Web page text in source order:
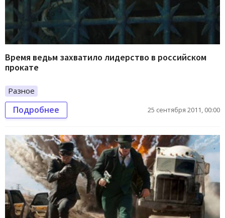
Время ведьм захватило лидерство в российском
прокате
Разное
Подробнее 25 сентября 2011, 00:00